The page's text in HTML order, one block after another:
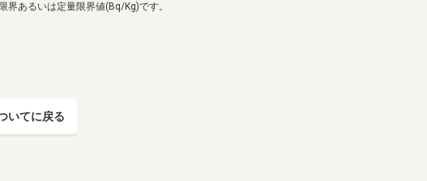
あるいは定量限界値(Bq/Kg)です。
いてに戻る